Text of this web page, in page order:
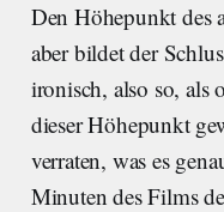
Den Höhepunkt des
aber bildet der
ironisch, also so, als
dieser Höhepunkt
verraten, was es
Minuten des Films